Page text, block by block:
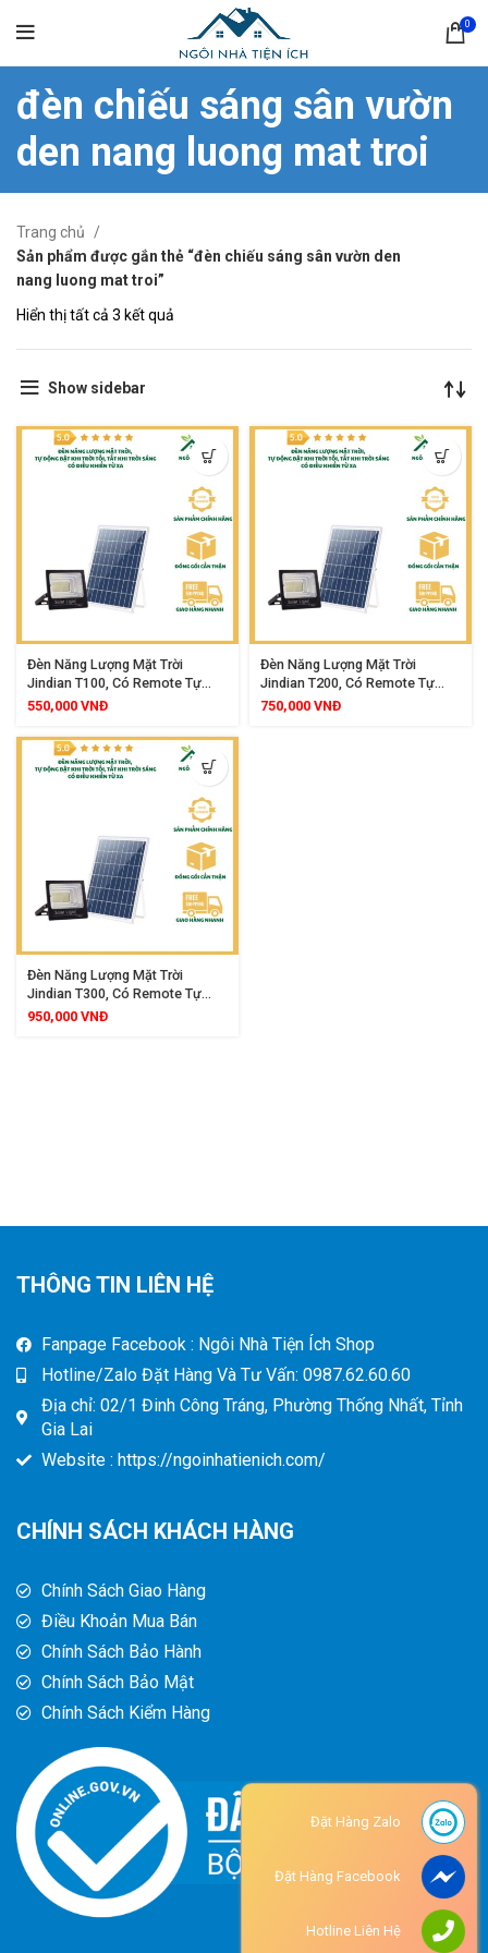
0
đèn chiếu sáng sân vườn
den nang luong mat troi
Trang chủ
Sản phẩm được gắn thẻ “đèn chiếu sáng sân vườn den
nang luong mat troi”
Hiển thị tất cả 3 kết quả
Show sidebar
Đèn Năng Lượng Mặt Trời
Jindian T100, Có Remote Tự
Động Bật Tắt, Siêu Sáng, Bảo
550,000 VNĐ
Đèn Năng Lượng Mặt Trời
Jindian T200, Có Remote Tự
Động Bật Tắt, Siêu Sáng, Bảo
750,000 VNĐ
Đèn Năng Lượng Mặt Trời
Jindian T300, Có Remote Tự
Động Bật Tắt, Siêu Sáng, Bảo
950,000 VNĐ
THÔNG TIN LIÊN HỆ
Fanpage Facebook : Ngôi Nhà Tiện Ích Shop
Hotline/Zalo Đặt Hàng Và Tư Vấn: 0987.62.60.60
Địa chỉ: 02/1 Đinh Công Tráng, Phường Thống Nhất, Tỉnh
Gia Lai
Website : https://ngoinhatienich.com/
CHÍNH SÁCH KHÁCH HÀNG
Chính Sách Giao Hàng
Điều Khoản Mua Bán
Chính Sách Bảo Hành
Chính Sách Bảo Mật
Chính Sách Kiểm Hàng
Đặt Hàng Zalo
Đặt Hàng Facebook
Hotline Liên Hệ